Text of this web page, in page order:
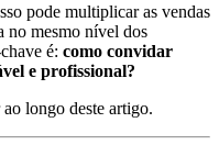
pode multiplicar as vendas
no mesmo nível dos
é: como convidar
e profissional?
longo deste artigo.